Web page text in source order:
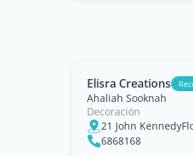
Elisra Creations
Ahaliah Sooknah
Decoración
21 John
6868168